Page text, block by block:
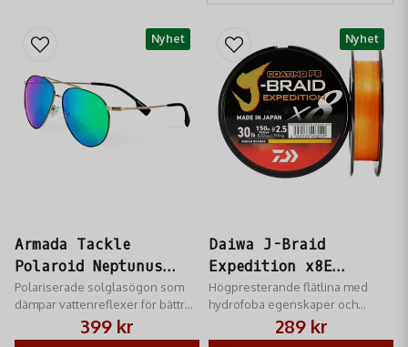
Armada Tackle
Polaroid Neptunus
Solglasögon
Polariserade solglasögon som
dämpar vattenreflexer för bättre
sikt vid fiske.399 kr
Nyhet
Daiwa J-Braid
Expedition x8E
0.13mm-150m Smash
Orange
Högpresterande flätlina med
hydrofoba egenskaper och
Daiwa Silicon "Coating PE"-teknik
för långvarig hållbarhet.
289 kr
Nyhet